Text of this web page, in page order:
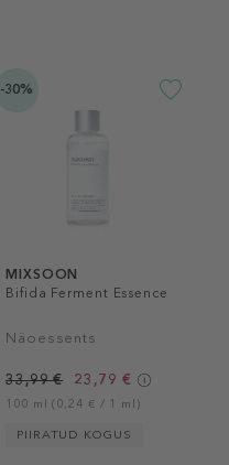
-30%
MIXSOON
Bifida Ferment Essence
Näoessents
33,99 € 23,79 €
100 ml (0,24 € / 1 ml)
PIIRATUD KOGUS